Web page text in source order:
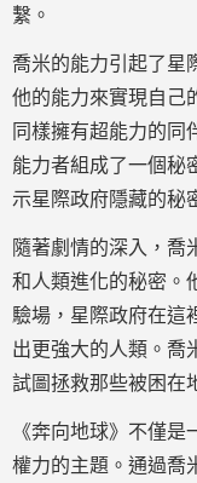
繫。
喬米的能力引起了星
他的能力來實現自己
同樣擁有超能力的同
能力者組成了一個秘
示星際政府隱藏的秘
隨著劇情的深入，喬
和人類進化的秘密。
驗場，星際政府在這
出更強大的人類。喬
試圖拯救那些被困在
《奔向地球》不僅
權力的主題。通過喬